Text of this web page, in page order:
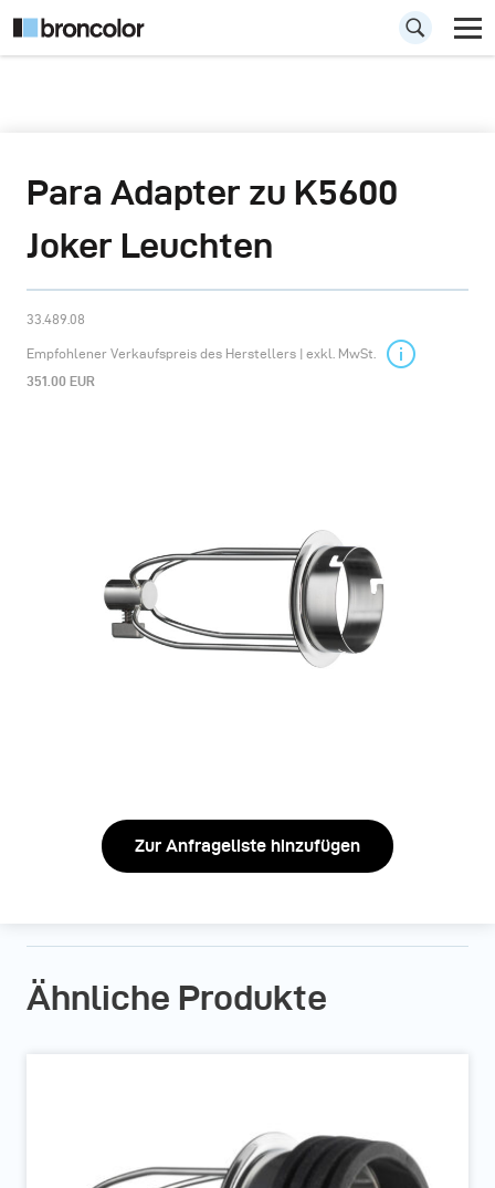
Para Adapter zu K5600
Joker Leuchten
33.489.08
Empfohlener Verkaufspreis des Herstellers | exkl. MwSt.
351.00 EUR
Zur Anfrageliste hinzufügen
Ähnliche Produkte